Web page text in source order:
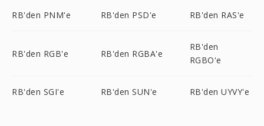
RB'den PNM'e RB'den PSD'e RB'den RAS'e
RB'den RGB'e RB'den RGBA'e
RB'den
RGBO'e
RB'den SGI'e RB'den SUN'e RB'den UYVY'e